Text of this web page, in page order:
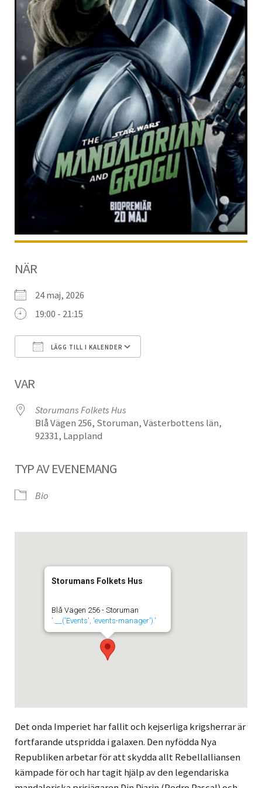
NÄR
24 maj, 2026
19:00 - 21:15
LÄGG TILL I KALENDER
VAR
Storumans Folkets Hus
Blå Vägen 256, Storuman, Västerbottens län,
92331, Lappland
TYP AV EVENEMANG
Bio
Storumans Folkets Hus
Blå Vägen 256 - Storuman
'.__('Events', 'events-manager').'
Det onda Imperiet har fallit och kejserliga krigsherrar är
fortfarande utspridda i galaxen. Den nyfödda Nya
Republiken arbetar för att skydda allt Rebellalliansen
kämpade för och har tagit hjälp av den legendariska